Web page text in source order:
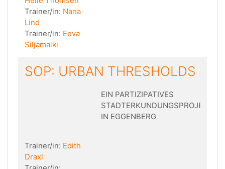
Trainer/in: Nana
Lind
Trainer/in: Eeva
Siljamaiki
SOP: URBAN THRESHOLDS
EIN PARTIZIPATIVES
STADTERKUNDUNGSPROJEKT
IN EGGENBERG
Trainer/in: Edith
Draxl